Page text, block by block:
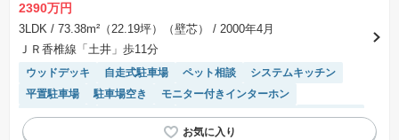
2390万円
3LDK / 73.38m²（22.19坪）（壁芯）
/ 2000年4月
ＪＲ香椎線「土井」歩11分
ウッドデッキ 自走式駐車場 ペット相談
システムキッチン
平置駐車場
駐車場空き
モニター付きインターホン
宅配ボックス
対面キッチン 駐輪場・バイク置き場
陽当り良好
駐車場(普通車)あり
温水洗浄便座 エレベーター